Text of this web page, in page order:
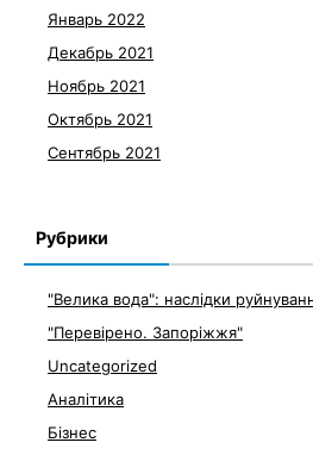
Январь 2022
Декабрь 2021
Ноябрь 2021
Октябрь 2021
Сентябрь 2021
Рубрики
"Велика вода": наслідки
"Перевірено. Запоріжжя"
Uncategorized
Аналітика
Бізнес